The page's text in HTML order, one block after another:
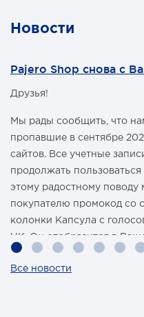
Новости
Pajero Shop снова с
Друзья!
Мы рады сообщить, что
пропавшие в сентябре
сайтов. Все учетные
продолжать
этому радостному
покупателю промокод со
колонки Капсула с
VK. Он отобразится в
магазина Pajero Shop 14
Все новости